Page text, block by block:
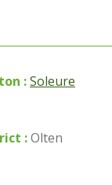
:Soleure
:Olten